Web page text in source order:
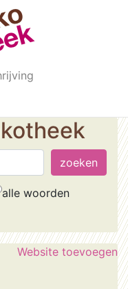
alle woorden
Website toevoegen